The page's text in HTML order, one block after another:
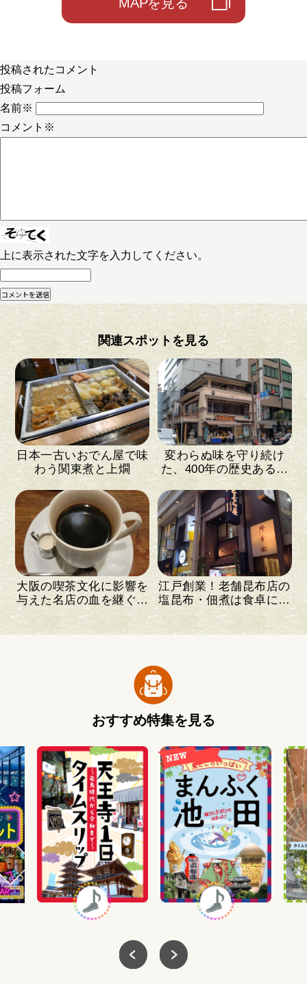
投稿されたコメント
投稿フォーム
名前※
コメント ※
上に表示された文字を入力してください。
関連スポットを見る
日本一古いおでん屋で味
わう関東煮と上燗
変わらぬ味を守り続け
た、400年の歴史ある和
菓子店
大阪の喫茶文化に影響を
与えた名店の血を継ぐ喫
茶店
江戸創業！老舗昆布店の
塩昆布・佃煮は食卓に花
を添える
おすすめ特集を見る